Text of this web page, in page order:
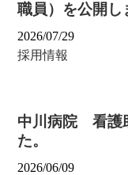
職員）を公開し
2026/07/29
採用情報
中川病院 看護
た。
2026/06/09